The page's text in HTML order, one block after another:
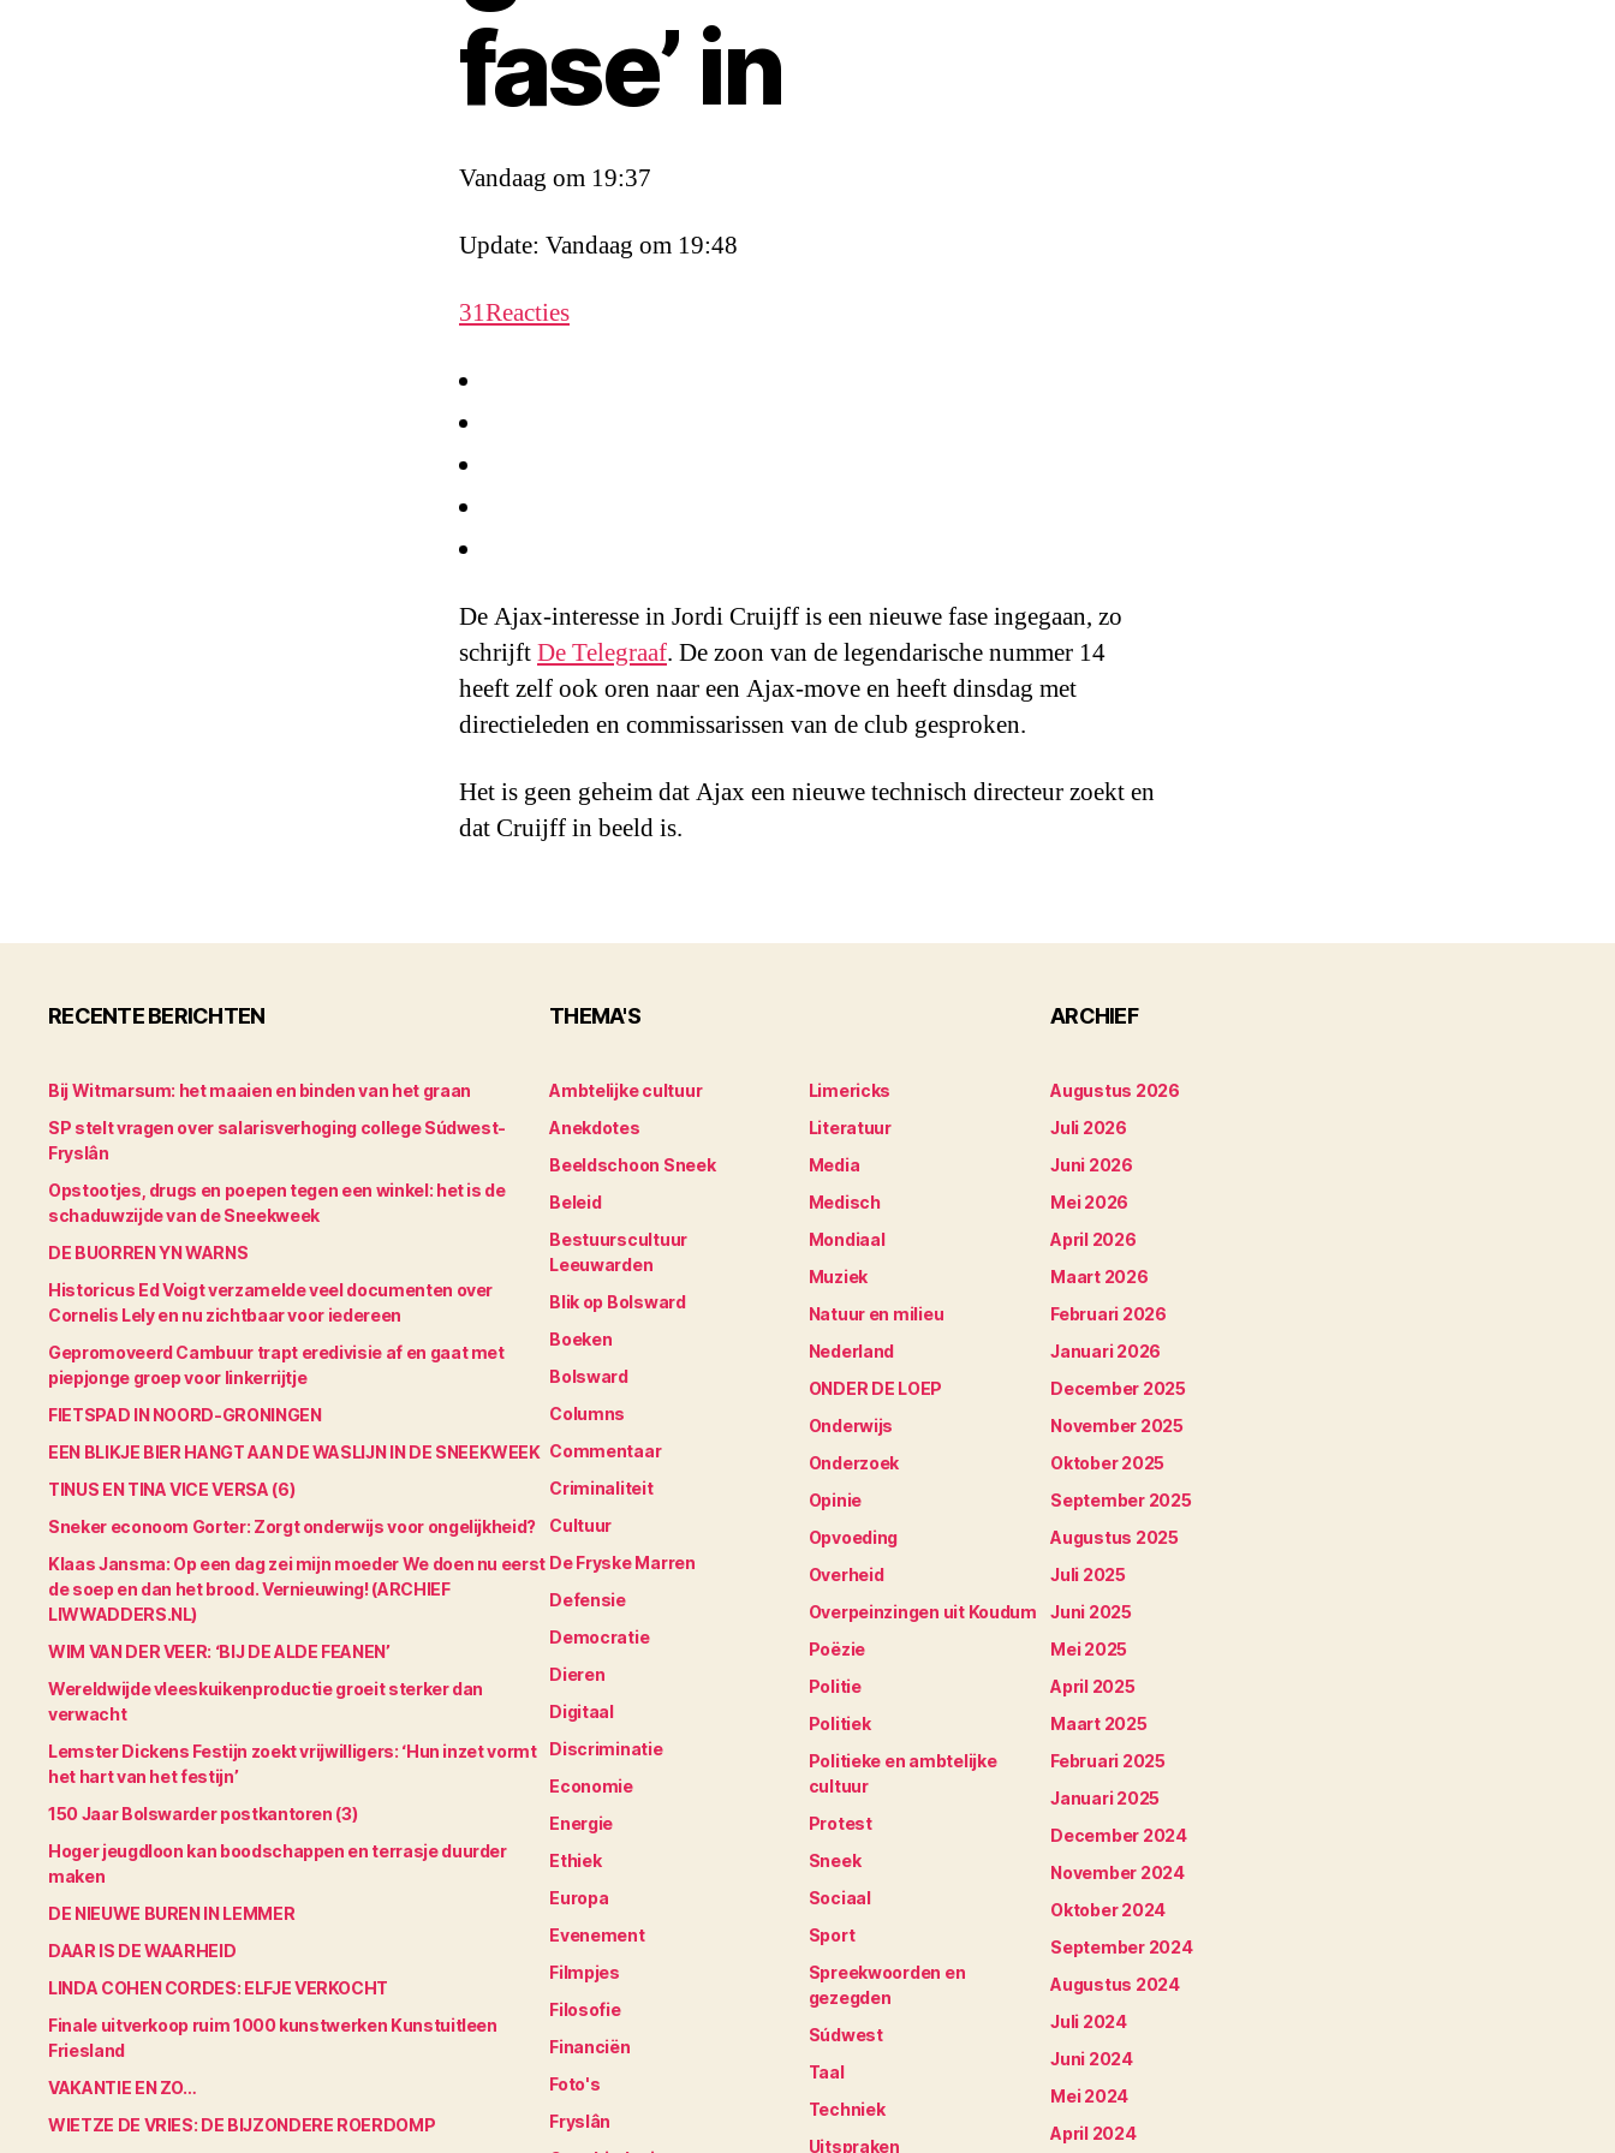
fase’ in
Vandaag om 19:37
Update: Vandaag om 19:48
31Reacties
De Ajax-interesse in Jordi Cruijff is een nieuwe fase ingegaan, zo
schrijftDe Telegraaf. De zoon van de legendarische nummer 14
heeft zelf ook oren naar een Ajax-move en heeft dinsdag met
directieleden en commissarissen van de club gesproken.
Het is geen geheim dat Ajax een nieuwe technisch directeur zoekt en
dat Cruijff in beeld is.
RECENTE BERICHTEN
Bij Witmarsum: het maaien en binden van het graan
SP stelt vragen over salarisverhoging college Súdwest-
Fryslân
Opstootjes, drugs en poepen tegen een winkel: het is de
schaduwzijde van de Sneekweek
DE BUORREN YN WARNS
Historicus Ed Voigt verzamelde veel documenten over
Cornelis Lely en nu zichtbaar voor iedereen
Gepromoveerd Cambuur trapt eredivisie af en gaat met
piepjonge groep voor linkerrijtje
FIETSPAD IN NOORD-GRONINGEN
EEN BLIKJE BIER HANGT AAN DE WASLIJN IN DE SNEEKWEEK
TINUS EN TINA VICE VERSA (6)
Sneker econoom Gorter: Zorgt onderwijs voor ongelijkheid?
Klaas Jansma: Op een dag zei mijn moeder We doen nu eerst
de soep en dan het brood. Vernieuwing! (ARCHIEF
LIWWADDERS.NL)
WIM VAN DER VEER: ‘BIJ DE ALDE FEANEN’
Wereldwijde vleeskuikenproductie groeit sterker dan
verwacht
Lemster Dickens Festijn zoekt vrijwilligers: ‘Hun inzet vormt
het hart van het festijn’
150 Jaar Bolswarder postkantoren (3)
Hoger jeugdloon kan boodschappen en terrasje duurder
maken
DE NIEUWE BUREN IN LEMMER
DAAR IS DE WAARHEID
LINDA COHEN CORDES: ELFJE VERKOCHT
Finale uitverkoop ruim 1000 kunstwerken Kunstuitleen
Friesland
VAKANTIE EN ZO…
WIETZE DE VRIES: DE BIJZONDERE ROERDOMP
THEMA'S
Ambtelijke cultuur
Anekdotes
Beeldschoon Sneek
Beleid
Bestuurscultuur
Leeuwarden
Blik op Bolsward
Boeken
Bolsward
Columns
Commentaar
Criminaliteit
Cultuur
De Fryske Marren
Defensie
Democratie
Dieren
Digitaal
Discriminatie
Economie
Energie
Ethiek
Europa
Evenement
Filmpjes
Filosofie
Financiën
Foto's
Fryslân
Limericks
Literatuur
Media
Medisch
Mondiaal
Muziek
Natuur en milieu
Nederland
ONDER DE LOEP
Onderwijs
Onderzoek
Opinie
Opvoeding
Overheid
Overpeinzingen uit Koudum
Poëzie
Politie
Politiek
Politieke en ambtelijke
cultuur
Protest
Sneek
Sociaal
Sport
Spreekwoorden en
gezegden
Súdwest
Taal
Techniek
Uitspraken
ARCHIEF
Augustus 2026
Juli 2026
Juni 2026
Mei 2026
April 2026
Maart 2026
Februari 2026
Januari 2026
December 2025
November 2025
Oktober 2025
September 2025
Augustus 2025
Juli 2025
Juni 2025
Mei 2025
April 2025
Maart 2025
Februari 2025
Januari 2025
December 2024
November 2024
Oktober 2024
September 2024
Augustus 2024
Juli 2024
Juni 2024
Mei 2024
April 2024